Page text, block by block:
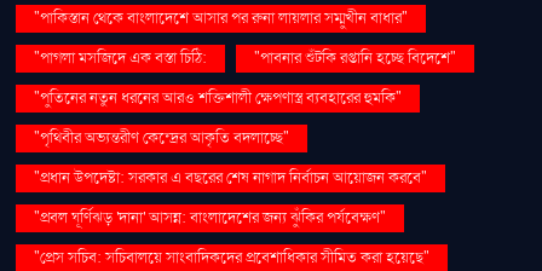
"পাকিস্তান থেকে বাংলাদেশে আসার পর রুনা লায়লার সম্মুখীন বাধার"
"পাগলা মসজিদে এক বস্তা চিঠি:
"পাবনার শুঁটকি রপ্তানি হচ্ছে বিদেশে"
"পুতিনের নতুন ধরনের আরও শক্তিশালী ক্ষেপণাস্ত্র ব্যবহারের হুমকি"
"পৃথিবীর অভ্যন্তরীণ কেন্দ্রের আকৃতি বদলাচ্ছে"
"প্রধান উপদেষ্টা: সরকার এ বছরের শেষ নাগাদ নির্বাচন আয়োজন করবে"
"প্রবল ঘূর্ণিঝড় 'দানা' আসন্ন: বাংলাদেশের জন্য ঝুঁকির পর্যবেক্ষণ"
"প্রেস সচিব: সচিবালয়ে সাংবাদিকদের প্রবেশাধিকার সীমিত করা হয়েছে"